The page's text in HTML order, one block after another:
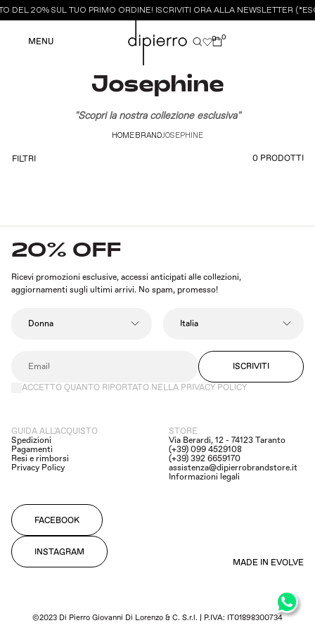
DEL 20% SUL TUO PRIMO ORDINE! ISCRIVITI ORA ALLA NEWSLETTER
MENU 0 0
Josephine
"Scopri la nostra collezione esclusiva"
HOME BRAND JOSEPHINE
FILTRI 0 PRODOTTI
20% OFF
Ricevi promozioni esclusive, accessi anticipati alle collezioni,
aggiornamenti sugli ultimi arrivi. No spam, promesso!
ISCRIVITI
ACCETTO QUANTO RIPORTATO NELLA PRIVACY POLICY
GUIDA ALL'ACQUISTO
Spedizioni
Pagamenti
Resi e rimborsi
Privacy Policy
STORE
Via Berardi, 12 - 74123 Taranto
(+39) 099 4529108
(+39) 392 6659170
assistenza@dipierrobrandstore.it
Informazioni legali
FACEBOOK
INSTAGRAM
MADE IN EVOLVE
©2023 Di Pierro Giovanni Di Lorenzo & C. S.r.l. | P.IVA: IT01898300734